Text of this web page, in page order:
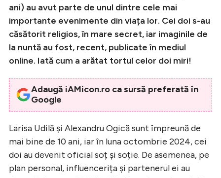
Intră în cont
Creează cont
ani) au avut parte de unul dintre cele mai
importante evenimente din viața lor. Cei doi s-au
căsătorit religios, în mare secret, iar imaginile de
la nuntă au fost, recent, publicate în mediul
online. Iată cum a arătat tortul celor doi miri!
Adaugă iAMicon.ro ca sursă preferată în
Google
Larisa Udilă și Alexandru Ogică sunt împreună de
mai bine de 10 ani, iar în luna octombrie 2024, cei
doi au devenit oficial soț și soție. De asemenea, pe
plan personal, influencerița și partenerul ei au